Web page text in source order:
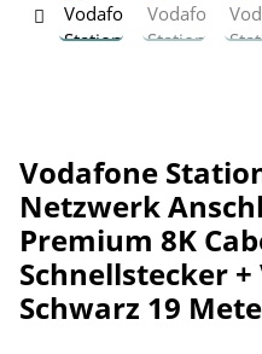
Vodafone
Netzwerk
Premium 8K
Schnellstecker
Schwarz 19